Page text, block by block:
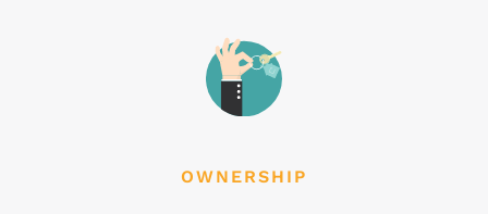
OWNERSHIP